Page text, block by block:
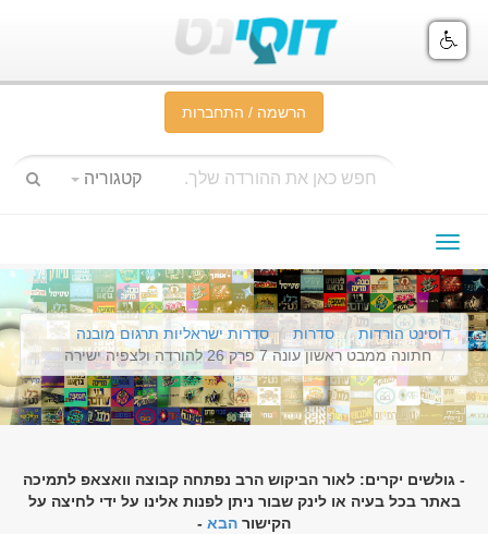
הרשמה / התחברות
קטגוריה
תפריט
ניווט
דוסינט הורדות סדרות
סדרות ישראליות תרגום מובנה
חתונה ממבט ראשון עונה 7 פרק 26 להורדה ולצפיה ישירה
- גולשים יקרים: לאור הביקוש הרב נפתחה קבוצה וואצאפ לתמיכה
באתר בכל בעיה או לינק שבור ניתן לפנות אלינו על ידי לחיצה על
הקישור הבא -